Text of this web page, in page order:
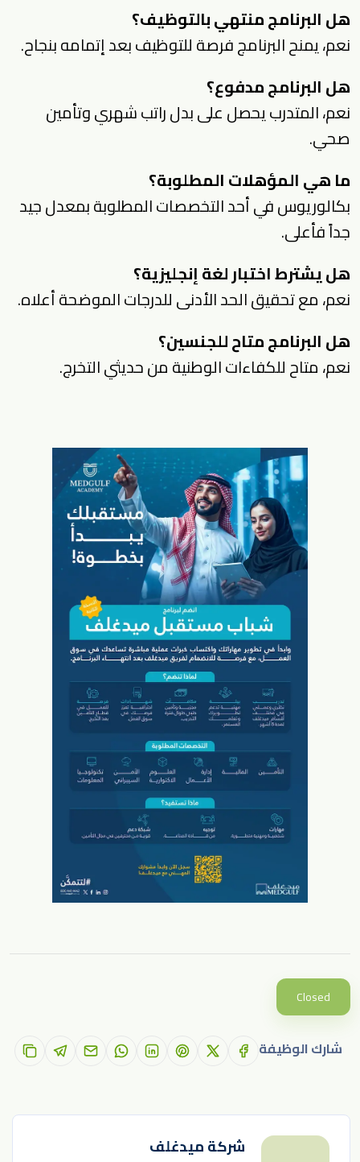
هل البرنامج منتهي بالتوظيف؟
نعم، يمنح البرنامج فرصة للتوظيف بعد إتمامه بنجاح.
هل البرنامج مدفوع؟
نعم، المتدرب يحصل على بدل راتب شهري وتأمين
صحي.
ما هي المؤهلات المطلوبة؟
بكالوريوس في أحد التخصصات المطلوبة بمعدل جيد
جداً فأعلى.
هل يشترط اختبار لغة إنجليزية؟
نعم، مع تحقيق الحد الأدنى للدرجات الموضحة أعلاه.
هل البرنامج متاح للجنسين؟
نعم، متاح للكفاءات الوطنية من حديثي التخرج.
Closed
شارك الوظيفة
شركة ميدغلف